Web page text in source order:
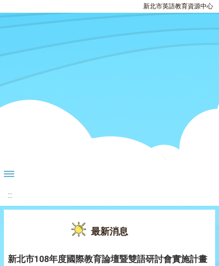
新北市英語教育資源中心
:::
最新消息
新北市108年度國際教育論壇暨雙語研討會實施計畫